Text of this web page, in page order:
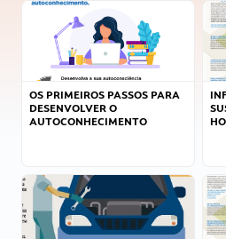
OS PRIMEIROS PASSOS PARA
DESENVOLVER O
AUTOCONHECIMENTO